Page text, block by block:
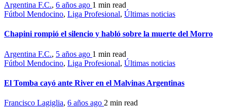
Argentina F.C., 6 años ago 1 min read
Fútbol Mendocino, Liga Profesional, Últimas noticias
Chapini rompió el silencio y habló sobre la muerte del Morro
Argentina F.C., 5 años ago 1 min read
Fútbol Mendocino, Liga Profesional, Últimas noticias
El Tomba cayó ante River en el Malvinas Argentinas
Francisco Lagiglia, 6 años ago 2 min read